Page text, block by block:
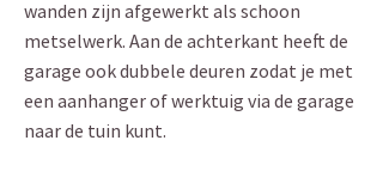
wanden zijn afgewerkt als schoon
metselwerk. Aan de achterkant heeft de
garage ook dubbele deuren zodat je met
een aanhanger of werktuig via de garage
naar de tuin kunt.